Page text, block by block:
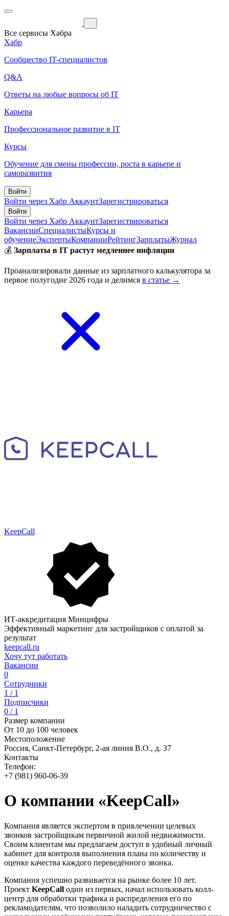
Все сервисы Хабра
Хабр
Сообщество IT-специалистов
Q&A
Ответы на любые вопросы об IT
Карьера
Профессиональное развитие в IT
Курсы
Обучение для смены профессии, роста в карьере и
саморазвития
Войти
Войти через Хабр АккаунтЗарегистрироваться
Войти
Войти через Хабр АккаунтЗарегистрироваться
ВакансииСпециалистыКурсы и
обучениеЭкспертыКомпанииРейтингЗарплатыЖурнал
💰 Зарплаты в IT растут медленнее инфляции
Проанализировали данные из зарплатного калькулятора за
первое полугодие 2026 года и делимся в статье →
KeepCall
ИТ-аккредитация Минцифры
Эффективный маркетинг для застройщиков с оплатой за
результат
keepcall.ru
Хочу тут работать
Вакансии
0
Сотрудники
1 / 1
Подписчики
0 / 1
Размер компании
От 10 до 100 человек
Местоположение
Россия, Санкт-Петербург, 2-ая линия В.О., д. 37
Контакты
Телефон:
+7 (981) 960-06-39
О компании «KeepCall»
Компания является экспертом в привлечении целевых
звонков застройщикам первичной жилой недвижимости.
Своим клиентам мы предлагаем доступ в удобный личный
кабинет для контроля выполнения плана по количеству и
оценке качества каждого переведённого звонка.
Компания успешно развивается на рынке более 10 лет.
Проект KeepCall один из первых, начал использовать колл-
центр для обработки трафика и распределения его по
рекламодателям, что позволило наладить сотрудничество с